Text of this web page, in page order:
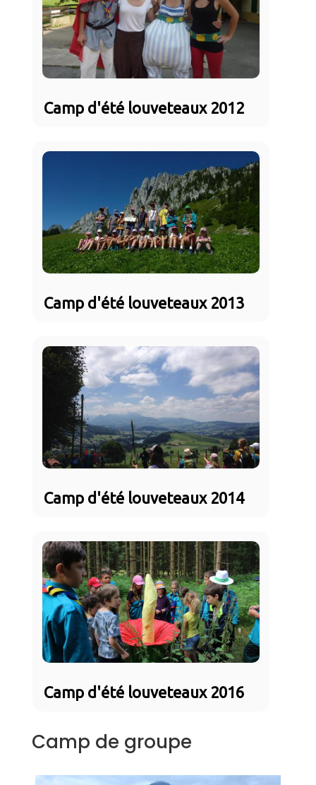
Camp d'été louveteaux 2012
Camp d'été louveteaux 2013
Camp d'été louveteaux 2014
Camp d'été louveteaux 2016
Camp de groupe